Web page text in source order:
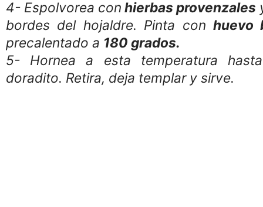
4- Espolvorea con hierbas provenzales
bordes del hojaldre. Pinta con huevo
precalentado a 180 grados.
5- Hornea a esta temperatura
doradito. Retira, deja templar y sirve.